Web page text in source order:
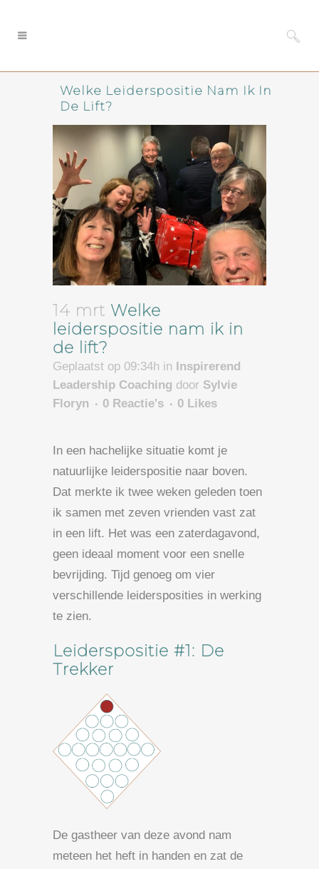
Welke Leiderspositie Nam Ik In
De Lift?
14 mrt Welke
leiderspositie nam ik in
de lift?
Geplaatst op 09:34h in Inspirerend
Leadership Coaching door Sylvie
Floryn
0 Reactie's 0 Likes
In een hachelijke situatie komt je
natuurlijke leiderspositie naar boven.
Dat merkte ik twee weken geleden toen
ik samen met zeven vrienden vast zat
in een lift. Het was een zaterdagavond,
geen ideaal moment voor een snelle
bevrijding. Tijd genoeg om vier
verschillende leidersposities in werking
te zien.
Leiderspositie #1: De
Trekker
De gastheer van deze avond nam
meteen het heft in handen en zat de